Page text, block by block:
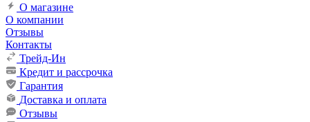
О магазине
О компании
Отзывы
Контакты
Трейд-Ин
Кредит и рассрочка
Гарантия
Доставка и оплата
Отзывы